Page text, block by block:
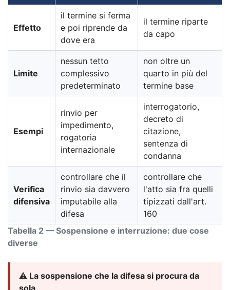
Tabella 2 — Sospensione e interruzione: due cose
diverse
Effetto
il termine si ferma
e poi riprende da
dove era
il termine riparte
da capo
Limite
nessun tetto
complessivo
predeterminato
non oltre un
quarto in più del
termine base
Esempi
rinvio per
impedimento,
rogatoria
internazionale
interrogatorio,
decreto di
citazione,
sentenza di
condanna
Verifica
difensiva
controllare che il
rinvio sia davvero
imputabile alla
difesa
controllare che
l'atto sia fra quelli
tipizzati dall'art.
160
⚠️ La sospensione che la difesa si procura da
sola